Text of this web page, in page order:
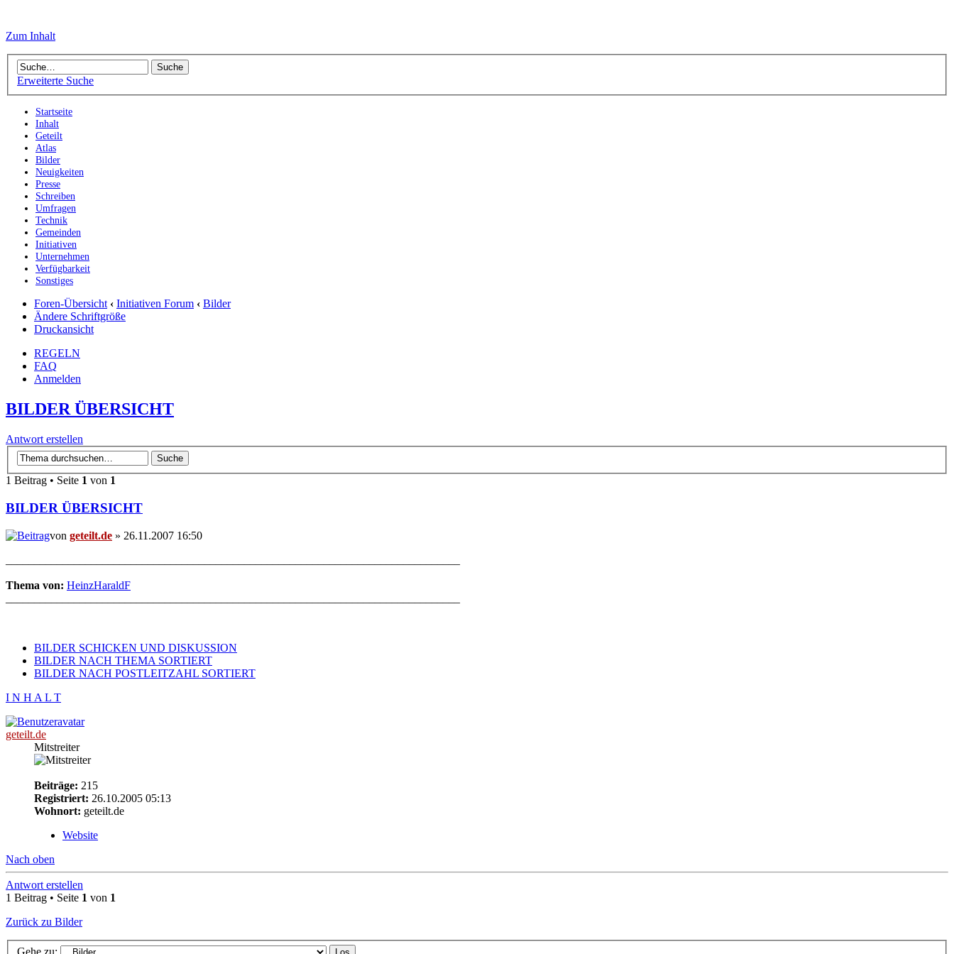
Zum Inhalt
Erweiterte Suche
Startseite
Inhalt
Geteilt
Atlas
Bilder
Neuigkeiten
Presse
Schreiben
Umfragen
Technik
Gemeinden
Initiativen
Unternehmen
Verfügbarkeit
Sonstiges
Foren-Übersicht ‹ Initiativen Forum ‹ Bilder
Ändere Schriftgröße
Druckansicht
REGELN
FAQ
Anmelden
BILDER ÜBERSICHT
Antwort erstellen
1 Beitrag • Seite 1 von 1
BILDER ÜBERSICHT
von geteilt.de » 26.11.2007 16:50
Thema von: HeinzHaraldF
BILDER SCHICKEN UND DISKUSSION
BILDER NACH THEMA SORTIERT
BILDER NACH POSTLEITZAHL SORTIERT
I N H A L T
geteilt.de
Mitstreiter
Beiträge: 215
Registriert: 26.10.2005 05:13
Wohnort: geteilt.de
Website
Nach oben
Antwort erstellen
1 Beitrag • Seite 1 von 1
Zurück zu Bilder